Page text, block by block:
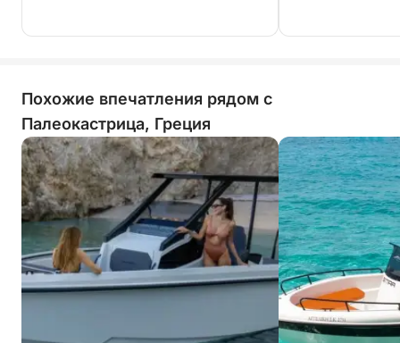
Похожие впечатления рядом с
Палеокастрица, Греция